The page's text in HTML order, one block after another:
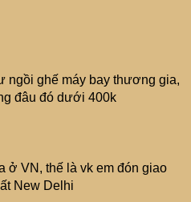
ngồi ghế máy bay thương gia,
đâu đó dưới 400k
ở VN, thế là vk em đón giao
New Delhi